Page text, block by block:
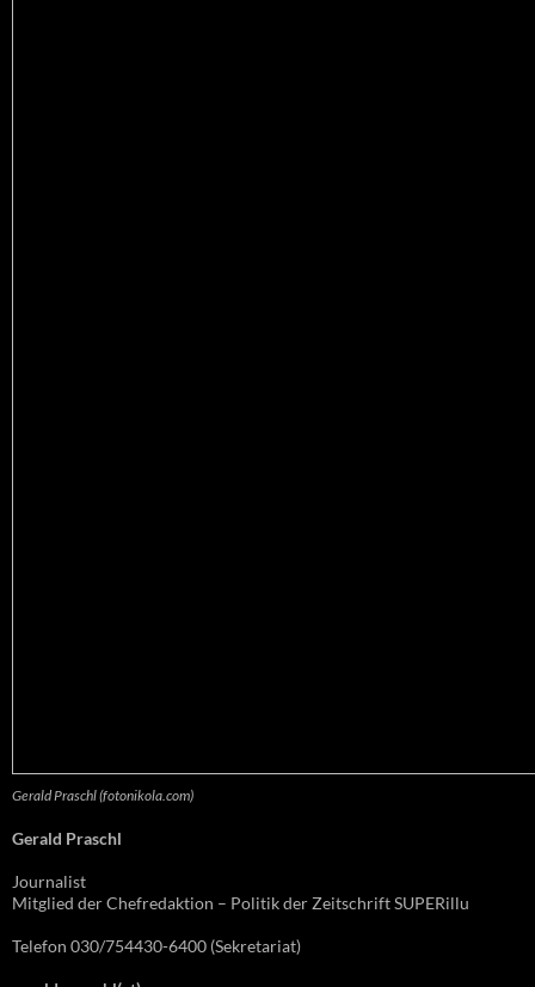
Gerald Praschl (fotonikola.com)
Gerald Praschl
Journalist
Mitglied der Chefredaktion – Politik der Zeitschrift SUPERillu
Telefon 030/754430-6400 (Sekretariat)